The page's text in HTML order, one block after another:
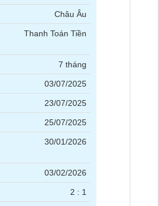
Châu Âu
Thanh Toán Tiền
7 tháng
03/07/2025
23/07/2025
25/07/2025
30/01/2026
03/02/2026
2 : 1